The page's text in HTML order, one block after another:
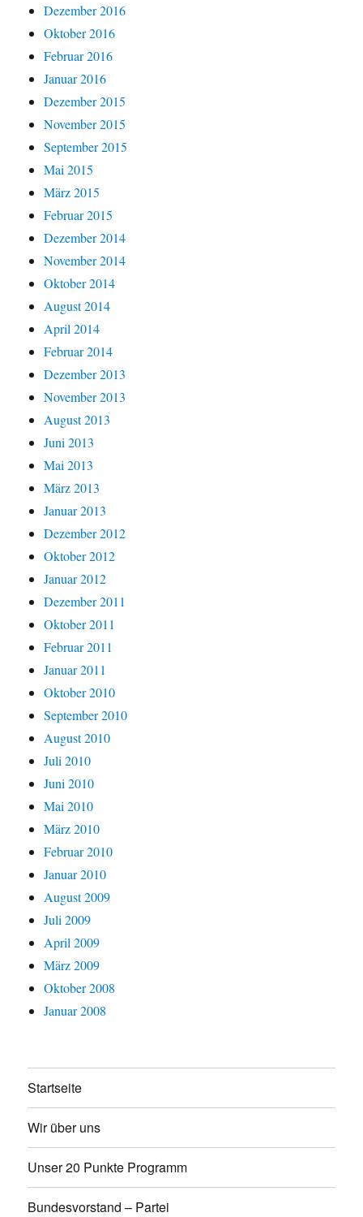
Dezember 2016
Oktober 2016
Februar 2016
Januar 2016
Dezember 2015
November 2015
September 2015
Mai 2015
März 2015
Februar 2015
Dezember 2014
November 2014
Oktober 2014
August 2014
April 2014
Februar 2014
Dezember 2013
November 2013
August 2013
Juni 2013
Mai 2013
März 2013
Januar 2013
Dezember 2012
Oktober 2012
Januar 2012
Dezember 2011
Oktober 2011
Februar 2011
Januar 2011
Oktober 2010
September 2010
August 2010
Juli 2010
Juni 2010
Mai 2010
März 2010
Februar 2010
Januar 2010
August 2009
Juli 2009
April 2009
März 2009
Oktober 2008
Januar 2008
Startseite
Wir über uns
Unser 20 Punkte Programm
Bundesvorstand – Partei